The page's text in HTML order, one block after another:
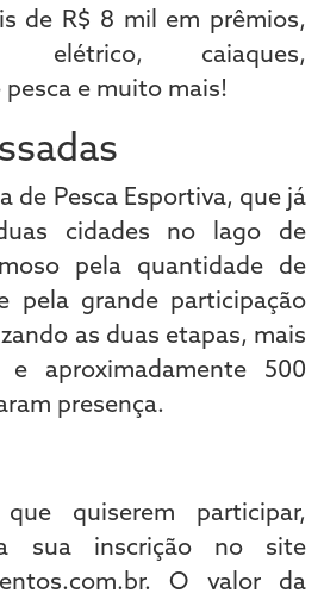
de R$ 8 mil em prêmios,
elétrico, caiaques,
e muito mais!
de Pesca Esportiva, que já
cidades no lago de
pela quantidade de
pela grande participação
as duas etapas, mais
aproximadamente 500
presença.
quiserem participar,
sua inscrição no site
O valor da